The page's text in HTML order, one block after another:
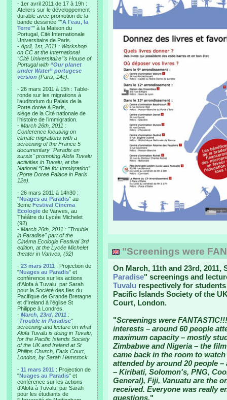
- 1er avril 2011 de 17 à 19h :
Ateliers sur le développement
durable avec promotion de la
bande dessinée ""A l'eau, la
Terre"" à la Maison du
Portugal, Cité Internationale
Universitaire de Paris.
- April, 1st, 2011 : Workshop
on CC at the International
“Cité Universitaire”’s House of
Portugal with “Our planet
under Water” portugese
version (Paris, 14e).
- 26 mars 2011 à 15h : Table-
ronde sur les migrations à
l’auditorium du Palais de la
Porte dorée à Paris,
siège de la Cité nationale de
l’histoire de l’immigration.
- March 26th, 2011 :
Conference focusing on
climate migrations with a
screening of the France 5
documentary "Paradis en
sursis" promoting Alofa Tuvalu
activities in Tuvalu, at the
National “Cité for Immigration”
(Porte Doree Palace in Paris
12e).
- 26 mars 2011 à 14h30 :
"Nuages au Paradis" au
3eme Festival Cinéma
Ecologie de Vanves, au
Théâtre du Lycée Michelet
(92)
- March 26th, 2011 : "Trouble
in Paradise" part of the
Cinéma Ecologie Festival 3rd
edition, at the Lycée Michelet
theater in Vanves, (92)
- 23 mars 2011 : Projection de
"Nuages au Paradis" et
conférence sur les actions
d'Alofa à Tuvalu, par Sarah
pour la Société des Iles du
Pacifique de Grande Bretagne
et d'Ireland à l'église St
Philippe à Londres.
- March, 23rd, 2011 :
"Trouble in Paradise"
screening and lecture on what
Alofa Tuvalu is doing in Tuvalu,
for the Pacific Islands Society
of the UK and Ireland at St
Philips Church, Earls Court,
London, by Sarah Hemstock
- 11 mars 2011 : Projection de
"Nuages au Paradis" et
conférence sur les actions
d'Alofa à Tuvalu, par Sarah
pour les étudiants de
"Screenings were
On March, 11th and 23rd,
Paradise" screenings and
Tuvalu respectively for
Pacific Islands Society of the
Court, London.
"Screenings were
interests – around 60 people
maximum capacity – mostly
Zimbabwe and Nigeria – the
came back in the room to
attended by around 20 people
– Kiribati, Solomon's, PNG,
General), Fiji, Vanuatu are the
received. Everyone was really
questions."